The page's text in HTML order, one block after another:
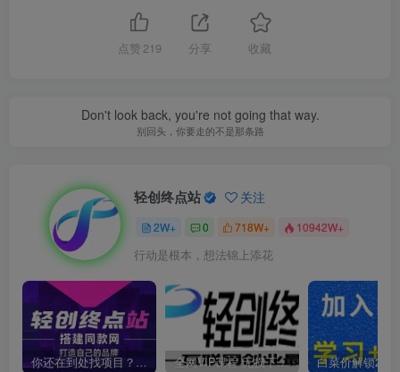
点赞 219 分享 收藏
Don't look back, you're not going that way.
别回头，你要走的不是那条路
轻创终点站 关注
2W+ 0 718W+ 10942W+
行动是根本，想法锦上添花
你还在到处找项目？还在当韭菜？我靠卖项目一个月收入5万+，曾经我也是个失败者。 全网VIP课程 无损下载~